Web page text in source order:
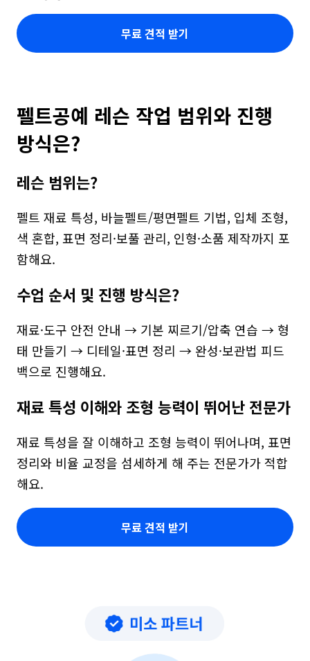
무료 견적 받기
펠트공예 레슨 작업 범위와 진행
방식은?
레슨 범위는?
펠트 재료 특성, 바늘펠트/평면펠트 기법, 입체 조형,
색 혼합, 표면 정리·보풀 관리, 인형·소품 제작까지 포
함해요.
수업 순서 및 진행 방식은?
재료·도구 안전 안내 → 기본 찌르기/압축 연습 → 형
태 만들기 → 디테일·표면 정리 → 완성·보관법 피드
백으로 진행해요.
재료 특성 이해와 조형 능력이 뛰어난 전문가
재료 특성을 잘 이해하고 조형 능력이 뛰어나며, 표면
정리와 비율 교정을 섬세하게 해 주는 전문가가 적합
해요.
무료 견적 받기